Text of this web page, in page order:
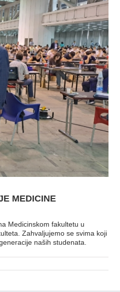
MEDICINE
Medicinskom fakultetu u
Zahvaljujemo se svima koji
naših studenata.